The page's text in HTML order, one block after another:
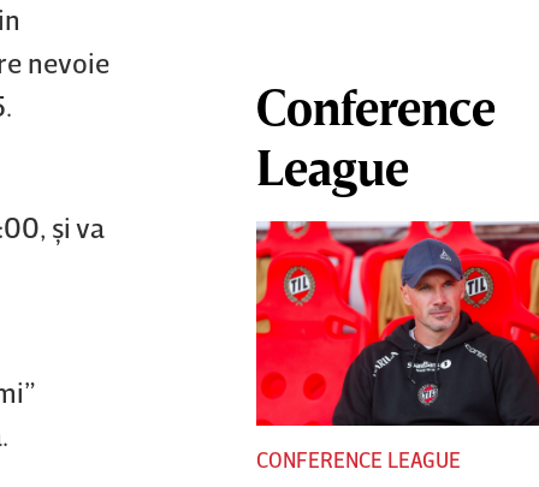
nevoie
şi va
Conference
League
CONFERENCE LEAGUE